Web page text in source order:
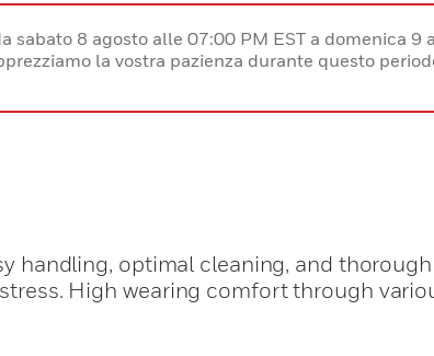
8 agosto alle 07:00 PM EST a domenica 9
la vostra pazienza durante questo
handling, optimal cleaning, and thorough
High wearing comfort through